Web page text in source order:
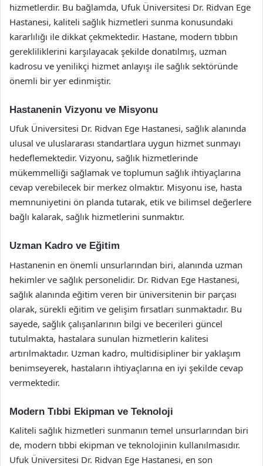
hizmetlerdir. Bu bağlamda, Ufuk Üniversitesi Dr. Ridvan Ege
Hastanesi, kaliteli sağlık hizmetleri sunma konusundaki
kararlılığı ile dikkat çekmektedir. Hastane, modern tıbbın
gerekliliklerini karşılayacak şekilde donatılmış, uzman
kadrosu ve yenilikçi hizmet anlayışı ile sağlık sektöründe
önemli bir yer edinmiştir.
Hastanenin Vizyonu ve Misyonu
Ufuk Üniversitesi Dr. Ridvan Ege Hastanesi, sağlık alanında
ulusal ve uluslararası standartlara uygun hizmet sunmayı
hedeflemektedir. Vizyonu, sağlık hizmetlerinde
mükemmelliği sağlamak ve toplumun sağlık ihtiyaçlarına
cevap verebilecek bir merkez olmaktır. Misyonu ise, hasta
memnuniyetini ön planda tutarak, etik ve bilimsel değerlere
bağlı kalarak, sağlık hizmetlerini sunmaktır.
Uzman Kadro ve Eğitim
Hastanenin en önemli unsurlarından biri, alanında uzman
hekimler ve sağlık personelidir. Dr. Ridvan Ege Hastanesi,
sağlık alanında eğitim veren bir üniversitenin bir parçası
olarak, sürekli eğitim ve gelişim fırsatları sunmaktadır. Bu
sayede, sağlık çalışanlarının bilgi ve becerileri güncel
tutulmakta, hastalara sunulan hizmetlerin kalitesi
artırılmaktadır. Uzman kadro, multidisipliner bir yaklaşım
benimseyerek, hastaların ihtiyaçlarına en iyi şekilde cevap
vermektedir.
Modern Tıbbi Ekipman ve Teknoloji
Kaliteli sağlık hizmetleri sunmanın temel unsurlarından biri
de, modern tıbbi ekipman ve teknolojinin kullanılmasıdır.
Ufuk Üniversitesi Dr. Ridvan Ege Hastanesi, en son